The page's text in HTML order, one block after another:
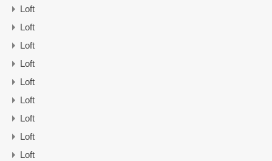
Loft
Loft
Loft
Loft
Loft
Loft
Loft
Loft
Loft